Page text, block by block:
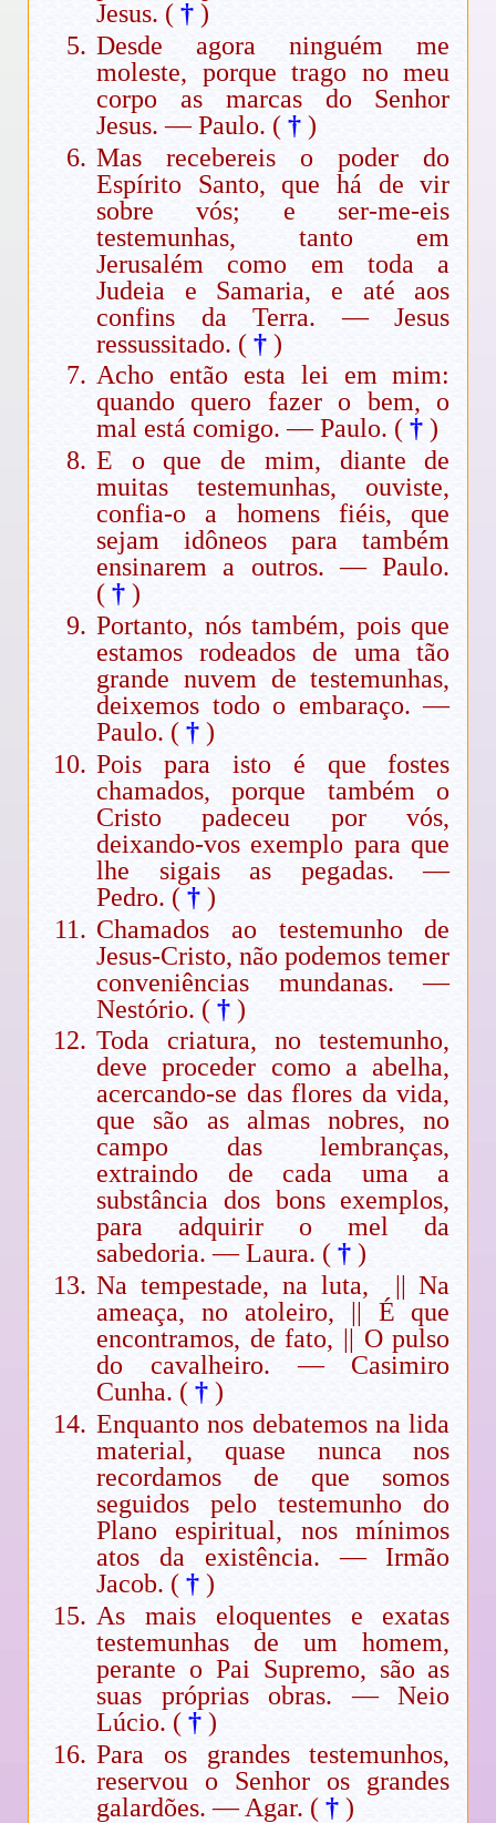
Jesus. († )
Desde agora ninguém me
moleste, porque trago no meu
corpo as marcas do Senhor
Jesus. — Paulo. († )
Mas recebereis o poder do
Espírito Santo, que há de vir
sobre vós; e ser-me-eis
testemunhas, tanto em
Jerusalém como em toda a
Judeia e Samaria, e até aos
confins da Terra. — Jesus
ressussitado. († )
Acho então esta lei em mim:
quando quero fazer o bem, o
mal está comigo. — Paulo. († )
E o que de mim, diante de
muitas testemunhas, ouviste,
confia-o a homens fiéis, que
sejam idôneos para também
ensinarem a outros. — Paulo.
(† )
Portanto, nós também, pois que
estamos rodeados de uma tão
grande nuvem de testemunhas,
deixemos todo o embaraço. —
Paulo. († )
Pois para isto é que fostes
chamados, porque também o
Cristo padeceu por vós,
deixando-vos exemplo para que
lhe sigais as pegadas. —
Pedro. († )
Chamados ao testemunho de
Jesus-Cristo, não podemos temer
conveniências mundanas. —
Nestório. († )
Toda criatura, no testemunho,
deve proceder como a abelha,
acercando-se das flores da vida,
que são as almas nobres, no
campo das lembranças,
extraindo de cada uma a
substância dos bons exemplos,
para adquirir o mel da
sabedoria. — Laura. († )
Na tempestade, na luta, || Na
ameaça, no atoleiro, || É que
encontramos, de fato, || O pulso
do cavalheiro. — Casimiro
Cunha. († )
Enquanto nos debatemos na lida
material, quase nunca nos
recordamos de que somos
seguidos pelo testemunho do
Plano espiritual, nos mínimos
atos da existência. — Irmão
Jacob. († )
As mais eloquentes e exatas
testemunhas de um homem,
perante o Pai Supremo, são as
suas próprias obras. — Neio
Lúcio. († )
Para os grandes testemunhos,
reservou o Senhor os grandes
galardões. — Agar. († )